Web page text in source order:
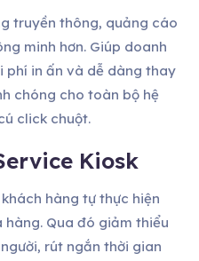
truyền thông, quảng cáo
minh hơn. Giúp doanh
phí in ấn và dễ dàng thay
chóng cho toàn bộ hệ
click chuột.
Kiosk
hàng tự thực hiện
Qua đó giảm thiểu
rút ngắn thời gian